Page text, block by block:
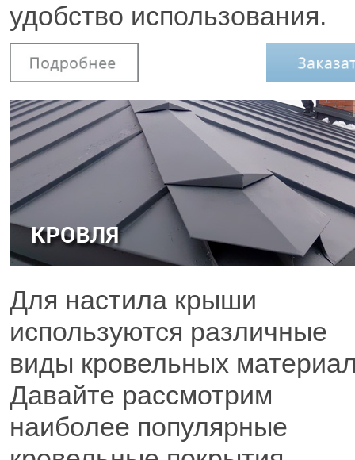
удобство использования.
Для настила крыши
используются различные
виды кровельных
Давайте рассмотрим
наиболее популярные